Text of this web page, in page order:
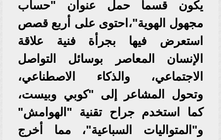
يكون قسماً حمل عنوان "حساب
مجهول الهوية"،احتوى على أربع قصص
استعرض فيها بجرأة فنية علاقة
الإنسان المعاصر بوسائل التواصل
الاجتماعي، والذكاء الاصطناعي،
وتحول المشاعر إلى "كوبي وبيست،
كما استخدم جراح تقنية "الهوامش"
و"المتواليات السباعية"، مما أخرج